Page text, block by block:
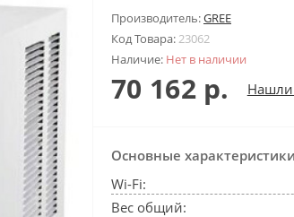
Производитель:GREE
Код Товара:23062
Наличие: Нет в наличии
70 162 р. Нашли
Основные
Wi-Fi:
Вес общий: